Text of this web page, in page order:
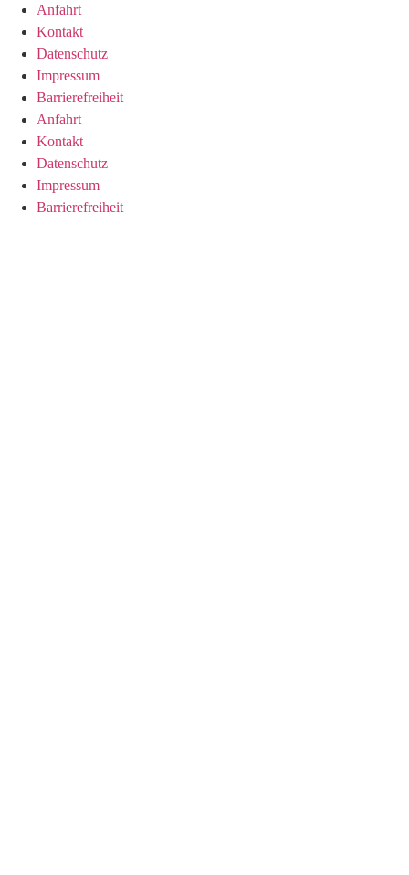
Anfahrt
Kontakt
Datenschutz
Impressum
Barrierefreiheit
Anfahrt
Kontakt
Datenschutz
Impressum
Barrierefreiheit